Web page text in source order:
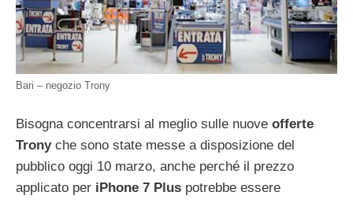
Bari – negozio Trony
Bisogna concentrarsi al meglio sulle nuove offerte
Tronyche sono state messe a disposizione del
pubblico oggi 10 marzo, anche perché il prezzo
applicato per iPhone 7 Plus potrebbe essere